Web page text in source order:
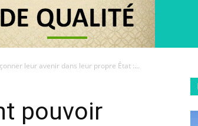
leur avenir dans leur propre État :...
pouvoir